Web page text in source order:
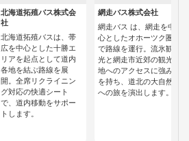
北海道拓殖バス株式会
社
北海道拓殖バスは、帯
広を中心とした十勝エ
リアを起点として道内
各地を結ぶ路線を展
開。全席リクライニン
グ対応の快適シート
で、道内移動をサポー
トします。
網走バス株式会社
網走バス は、網走を中
心としたオホーツク圏
で路線を運行。流氷観
光と網走市近郊の観光
地へのアクセスに強み
を持ち、道北の大自然
への旅を演出します。